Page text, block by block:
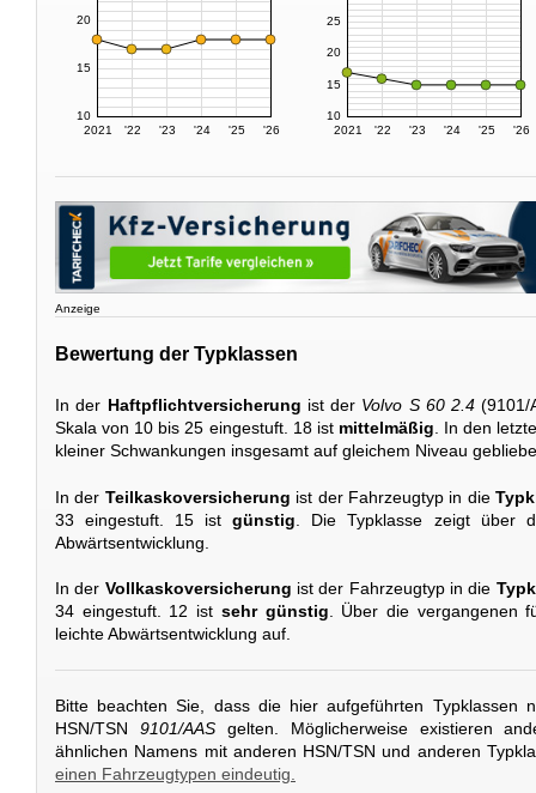
2021 '22 '23 '24 '25 '26
10
15
20
2021 '22 '23 '24 '25 '26
10
15
20
25
Anzeige
Bewertung der Typklassen
In der Haftpflichtversicherung ist der Volvo S 60 2.4
Skala von 10 bis 25 eingestuft. 18 ist mittelmäßig . In den
kleiner Schwankungen insgesamt auf gleichem Niveau
In der Teilkaskoversicherung ist der Fahrzeugtyp in die
33 eingestuft. 15 istgünstig . Die Typklasse zeigt über
Abwärtsentwicklung.
In der Vollkaskoversicherung ist der Fahrzeugtyp in die
34 eingestuft. 12 ist sehr günstig. Über die vergangenen
leichte Abwärtsentwicklung auf.
Bitte beachten Sie, dass die hier aufgeführten Typklassen
HSN/TSN 9101/AASgelten. Möglicherweise existieren
ähnlichen Namens mit anderen HSN/TSN und anderen
einen Fahrzeugtypen eindeutig.